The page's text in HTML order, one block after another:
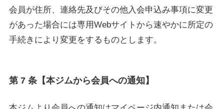
会員が住所、連絡先及びその他入会申込み事項に変更
があった場合には専用Webサイトから速やかに所定の
手続きにより変更をするものとします。
第 7 条【本ジムから会員への通知】